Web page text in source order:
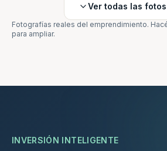
Ver todas las
Fotografías reales del emprendimiento.
para ampliar.
INVERSIÓN INTELIGENTE